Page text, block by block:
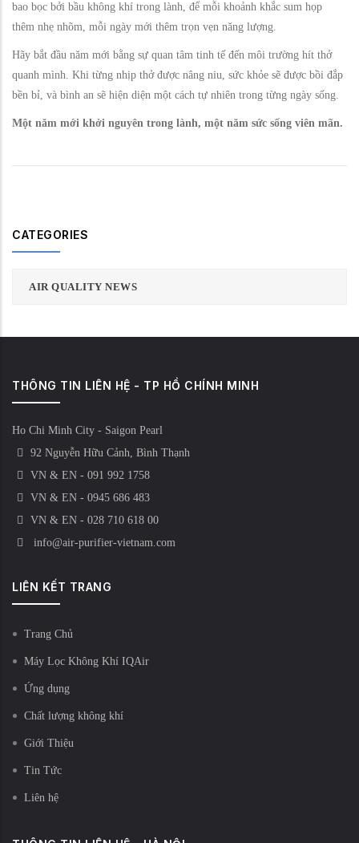
bao bọc bởi bầu không khí trong lành, để mỗi khoảnh khắc sum họp
thêm nhẹ nhõm, mỗi ngày mới thêm trọn vẹn năng lượng.
Hãy bắt đầu năm mới bằng sự quan tâm tinh tế đến môi trường hít thở
quanh mình. Khi từng nhịp thở được nâng niu, sức khỏe sẽ được bồi đắp
bền bỉ, và bình an sẽ hiện diện một cách tự nhiên trong từng ngày sống.
Một năm mới khởi nguyên trong lành, một năm sức sống viên mãn.
CATEGORIES
AIR QUALITY NEWS
THÔNG TIN LIÊN HỆ - TP HỒ CHÍNH MINH
Ho Chi Minh City - Saigon Pearl
92 Nguyễn Hữu Cảnh, Bình Thạnh
VN & EN - 091 992 1758
VN & EN - 0945 686 483
VN & EN - 028 710 618 00
info@air-purifier-vietnam.com
LIÊN KẾT TRANG
Trang Chủ
Máy Lọc Không Khí IQAir
Ứng dụng
Chất lượng không khí
Giới Thiệu
Tin Tức
Liên hệ